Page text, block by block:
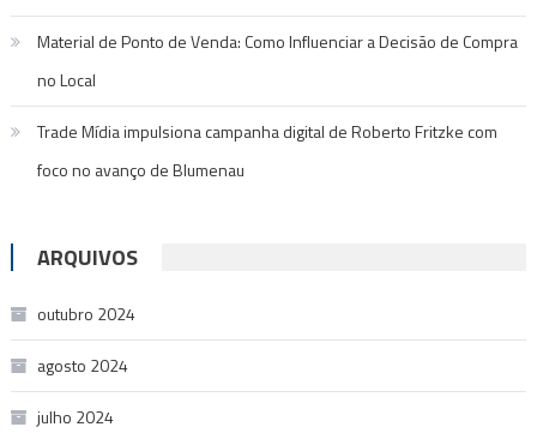
Material de Ponto de Venda: Como Influenciar a Decisão de Compra
no Local
Trade Mídia impulsiona campanha digital de Roberto Fritzke com
foco no avanço de Blumenau
ARQUIVOS
outubro 2024
agosto 2024
julho 2024